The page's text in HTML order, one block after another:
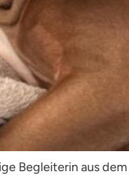
Begleiterin aus